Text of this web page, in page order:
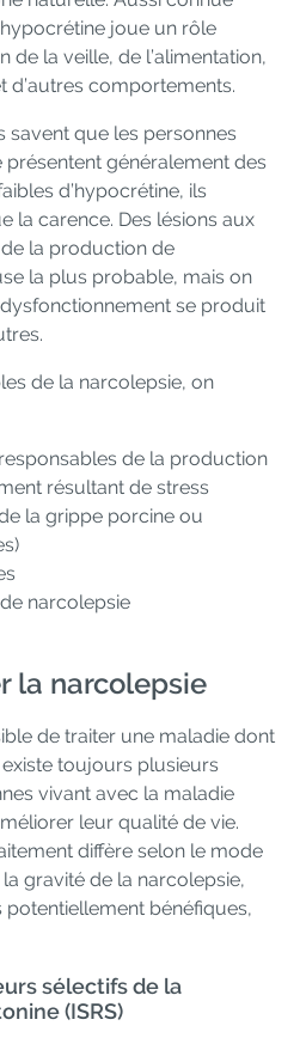
joue un rôle
de la veille, de l’alimentation,
d’autres comportements.
savent que les personnes
généralement des
d’hypocrétine, ils
la carence. Des lésions aux
la production de
la plus probable, mais on
se produit
de la narcolepsie, on
de la production
résultant de stress
la grippe porcine ou
narcolepsie
la narcolepsie
de traiter une maladie dont
toujours plusieurs
vivant avec la maladie
leur qualité de vie.
diffère selon le mode
gravité de la narcolepsie,
potentiellement bénéfiques,
sélectifs de la
(ISRS)